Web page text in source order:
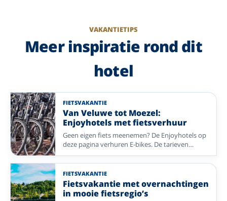
VAKANTIETIPS
Meer inspiratie rond dit
hotel
FIETSVAKANTIE
Van Veluwe tot Moezel:
Enjoyhotels met fietsverhuur
Geen eigen fiets meenemen? De Enjoyhotels op
deze pagina verhuren E-bikes. De tarieven
verschillen per hotel. Kies een fietsregio in
Nederland of Duitsland, van kust en rivierdal tot
bos en heide.
FIETSVAKANTIE
Fietsvakantie met overnachtingen
in mooie fietsregio’s